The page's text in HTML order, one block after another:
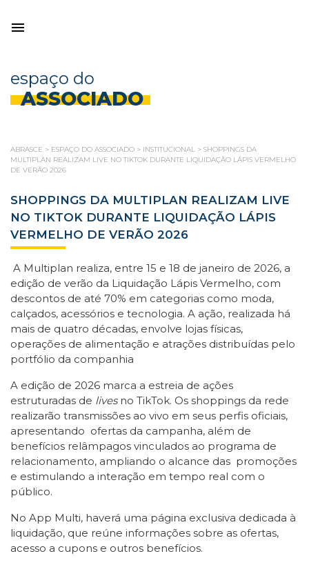
espaço do
ASSOCIADO
ABRASCE > ESPAÇO DO ASSOCIADO > INSTITUCIONAL > SHOPPINGS DA
MULTIPLAN REALIZAM LIVE NO TIKTOK DURANTE LIQUIDAÇÃO LÁPIS VERMELHO
DE VERÃO 2026
SHOPPINGS DA MULTIPLAN REALIZAM LIVE
NO TIKTOK DURANTE LIQUIDAÇÃO LÁPIS
VERMELHO DE VERÃO 2026
A Multiplan realiza, entre 15 e 18 de janeiro de 2026, a
edição de verão da Liquidação Lápis Vermelho, com
descontos de até 70% em categorias como moda,
calçados, acessórios e tecnologia. A ação, realizada há
mais de quatro décadas, envolve lojas físicas,
operações de alimentação e atrações distribuídas pelo
portfólio da companhia
A edição de 2026 marca a estreia de ações
estruturadas de lives no TikTok. Os shoppings da rede
realizarão transmissões ao vivo em seus perfis oficiais,
apresentando ofertas da campanha, além de
benefícios relâmpagos vinculados ao programa de
relacionamento, ampliando o alcance das promoções
e estimulando a interação em tempo real com o
público.
No App Multi, haverá uma página exclusiva dedicada à
liquidação, que reúne informações sobre as ofertas,
acesso a cupons e outros benefícios.